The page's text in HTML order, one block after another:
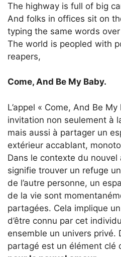
The highway is full of big
And folks in offices sit on
typing the same words
The world is peopled with
reapers,
Come, And Be My Baby.
L’appel « Come, And Be
invitation non seulement à
mais aussi à partager un
extérieur accablant,
Dans le contexte du
signifie trouver un refuge
de l’autre personne, un
de la vie sont
partagées. Cela implique
d’être connu par cet
ensemble un univers privé.
partagé est un élément clé